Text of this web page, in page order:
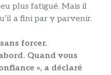
plus fatigué. Mais il
a fini par y parvenir.
forcer.
Quand vous
», a déclaré